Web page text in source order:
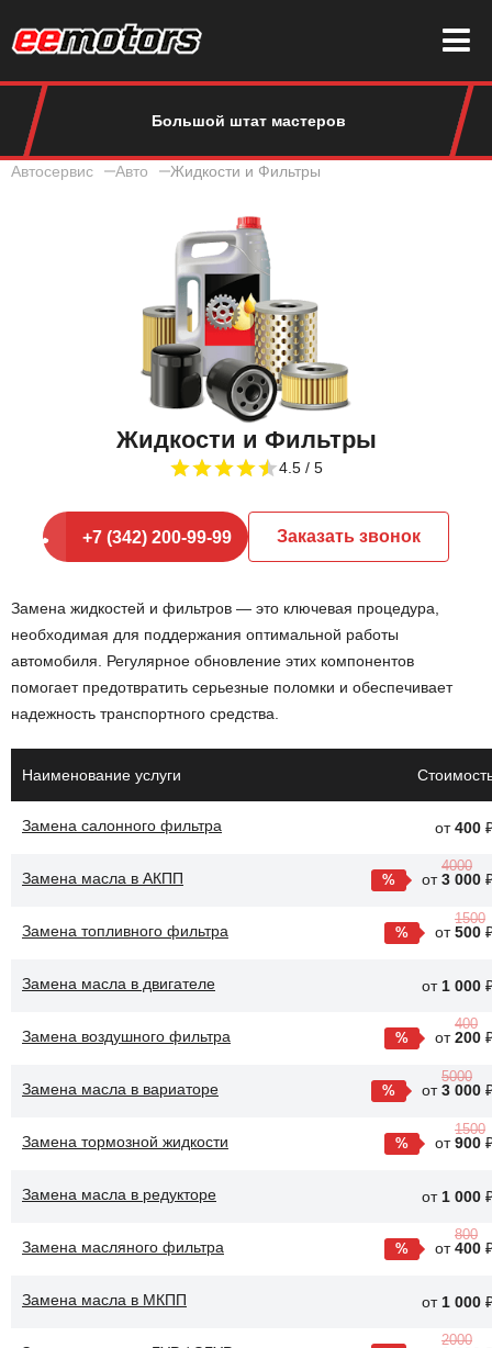
Автосервис Авто Жидкости и Фильтры
Жидкости и Фильтры
4.5
+7 (342) 200-99-99 Заказать звонок
Большой штат мастеров
Замена жидкостей и фильтров — это ключевая процедура,
необходимая для поддержания оптимальной работы
автомобиля. Регулярное обновление этих компонентов
помогает предотвратить серьезные поломки и обеспечивает
надежность транспортного средства.
Наименование услуги
Замена салонного фильтра от400
Замена масла в АКПП от
4000
3 000
Замена топливного фильтра от
1500
500
Замена масла в двигателе от 1 000
Замена воздушного фильтра от
400
200
Замена масла в вариаторе от
5000
3 000
Замена тормозной жидкости от
1500
900
Замена масла в редукторе от 1 000
Замена масляного фильтра от
800
400
Замена масла в МКПП от 1 000
2000